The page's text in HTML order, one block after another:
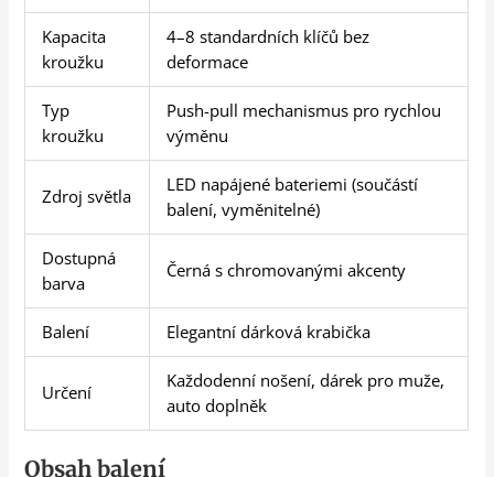
Kapacita
kroužku
4–8 standardních klíčů bez
deformace
Typ
kroužku
Push-pull mechanismus pro rychlou
výměnu
Zdroj světla
LED napájené bateriemi (součástí
balení, vyměnitelné)
Dostupná
barva
Černá s chromovanými akcenty
Balení Elegantní dárková krabička
Určení
Každodenní nošení, dárek pro muže,
auto doplněk
Obsah balení